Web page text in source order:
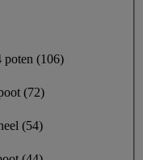
poten (106)
(72)
(54)